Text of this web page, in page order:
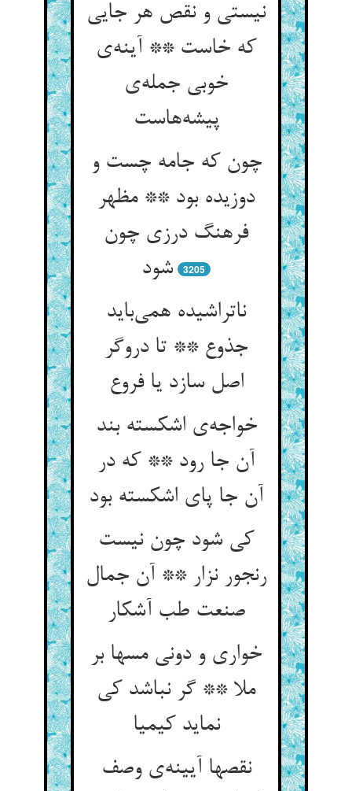
نیستی و نقص هر جایی
که خاست ** آینه‌‌ی
خوبی جمله‌‌ی
پیشه‌‌هاست‌‌
چون که جامه چست و
دوزیده بود ** مظهر
فرهنگ درزی چون
شود
3205
ناتراشیده همی‌‌باید
جذوع ** تا دروگر
اصل سازد یا فروع‌‌
خواجه‌‌ی اشکسته بند
آن جا رود ** که در
آن جا پای اشکسته بود
کی شود چون نیست
رنجور نزار ** آن جمال
صنعت طب آشکار
خواری و دونی مسها بر
ملا ** گر نباشد کی
نماید کیمیا
نقصها آیینه‌‌ی وصف